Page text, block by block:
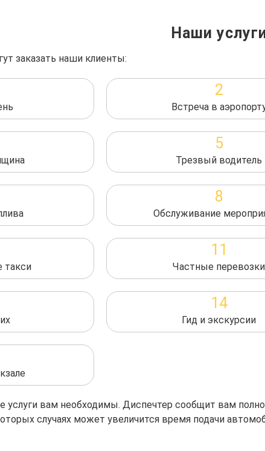
Наши
заказать наши клиенты:
2
Встреча в
5
Трезвый водитель
8
Обслуживание
такси
11
Частные перевозки
14
Гид и экскурсии
услуги вам необходимы. Диспечтер сообщит вам
случаях может увеличится время подачи